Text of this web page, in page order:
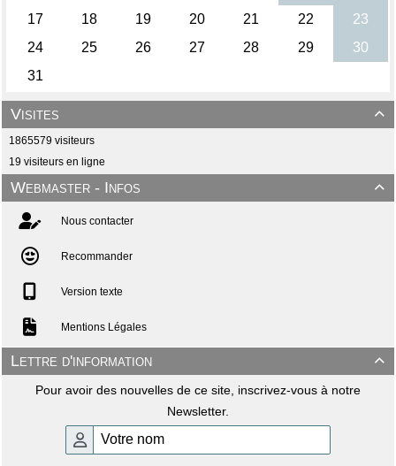

Visites
1865579 visiteurs
19 visiteurs en ligne

Webmaster - Infos
Nous contacter
Recommander
Version texte
Mentions Légales

Lettre d'information
Pour avoir des nouvelles de ce site, inscrivez-vous à notre
Newsletter.